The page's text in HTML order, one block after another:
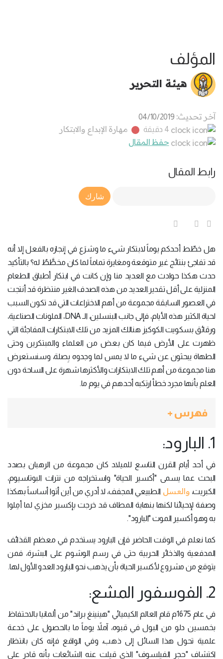
المؤلف
هيئة التحرير
آخر تحديث: 04/10/2019
4 دقيقة
مهارة الإبداع والابتكار
حفظ المقال
رابط المقال
Article Link
شارك
هل خطّط أحدكم يوماً لابتكار شيء ما وشرَع في إنجازه بالفعل إلا أنه
قد تفاجئ بنتائج غير متوقعة ومغايرة تماماً لما كان مخطَّطٌ له؟ بالتأكيد
حدث هكذا حوادث مع العديد منا وإن كانت في ابتكار أطباق الطعام
المنزلية على أقل تقدير.العديد من هذه الصدف الغير منتظرة قد أنتجت
في العصور السابقة مجموعة من أهم الاختراعات التي قد تكون السبب
لحياة الكثير هذه الأيام، فإلى جانب البنسلين، الـ DNA، الملونات الصناعية،
ورقائق بسكويت الكوكيز هنالك المزيد من تلك الابتكارات المفاجئة التي
ظهرت على الأرض فيما كان بعض من العلماء والمبتكرين وحتى
الطهاة يبحثون عن شيء ما لا يمس لما وجدوه بِصلة، وسنستعرض
هنا مجموعة من أهم تلك الابتكارات والأكثرها شهرة على الساحة دون
العلم بأنها مجرد خطأ ارتكبه أحدهم في يوم ما.
فهرس +
1. البارود:
في أحد أيام القرن التاسع للميلاد كان مجموعة من الرهبان بصدد
البحث عما يسمى "أكسير الحياة" واستخراجه من نترات البوتاسيوم،
الكبريت، والعسل الطبيعي المجفف، لا أدري من أين أتوا أساساً بهكذا
وصفة لإحيائنا لكنها بنهاية المطاف قد خرجت بإكسير مخزي لما أمِلوا
به وهو أكسير الموت "البارود".
كما نعلم في الوقت الحاضر فإن البارود يستخدم في معظم القذائف
المدفعية والذخائر الحربية حتى في رسم الوشوم على البشرة، فمن
يتوقع من مشروع لأكسير الحياة بأن يذهب نحو البارود العدو الأول لها.
2. الفوسفور المشع:
في عام 1675م قام العالم الكيميائي "هينينغ براند" من ألمانيا بالاحتفاظ
بخمسين دلو من البول في قبوه، آملاً يوماً ما بالحصول على خدعة
علمية تحول هذا السائل إلى ذهب، وفي الواقع فإنه كان بانتظار
اكتشاف "حجر الفيلسوف" الذي قيلت عنه الشائعات بأنه قادر على